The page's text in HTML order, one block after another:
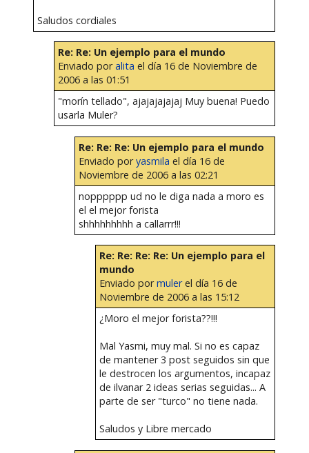
Saludos cordiales
Re: Re: Un ejemplo para el mundo
Enviado poralita el día 16 de Noviembre de
2006 a las 01:51
"morín tellado", ajajajajajaj Muy buena! Puedo
usarla Muler?
Re: Re: Re: Un ejemplo para el mundo
Enviado poryasmila el día 16 de
Noviembre de 2006 a las 02:21
nopppppp ud no le diga nada a moro es
el el mejor forista
shhhhhhhhh a callarrr!!!
Re: Re: Re: Re: Un ejemplo para el
mundo
Enviado pormulerel día 16 de
Noviembre de 2006 a las 15:12
¿Moro el mejor forista??!!!
Mal Yasmi, muy mal. Si no es capaz
de mantener 3 post seguidos sin que
le destrocen los argumentos, incapaz
de ilvanar 2 ideas serias seguidas... A
parte de ser "turco" no tiene nada.
Saludos y Libre mercado